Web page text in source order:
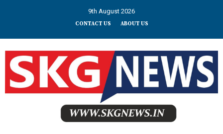
9th August 2026
CONTACT US ABOUT US